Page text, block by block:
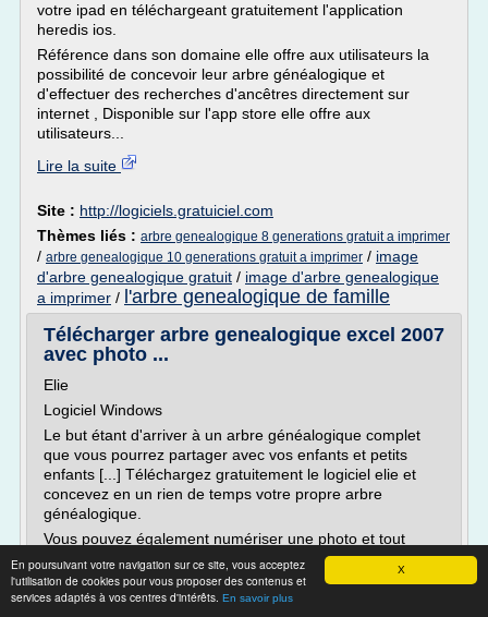
X
En poursuivant votre navigation sur ce site, vous acceptez
l'utilisation de cookies pour vous proposer des contenus et
services adaptés à vos centres d'intérêts. En savoir plus
votre ipad en téléchargeant gratuitement l'application
heredis ios.
Référence dans son domaine elle offre aux utilisateurs la
possibilité de concevoir leur arbre généalogique et
d'effectuer des recherches d'ancêtres directement sur
internet , Disponible sur l'app store elle offre aux
utilisateurs...
Lire la suite
Site : http://logiciels.gratuiciel.com
Thèmes liés : arbre genealogique 8 generations gratuit a imprimer
/ arbre genealogique 10 generations gratuit a imprimer / image
d'arbre genealogique gratuit / image d'arbre genealogique
a imprimer / l'arbre genealogique de famille
Télécharger arbre genealogique excel 2007
avec photo ...
Elie
Logiciel Windows
Le but étant d'arriver à un arbre généalogique complet
que vous pourrez partager avec vos enfants et petits
enfants [...] Téléchargez gratuitement le logiciel elie et
concevez en un rien de temps votre propre arbre
généalogique.
Vous pouvez également numériser une photo et tout
autre document pour compléter l'arbre en question et le
mettre à votre goût / ...